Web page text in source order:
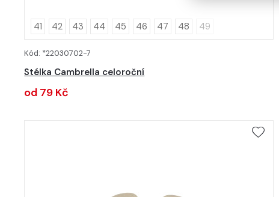
41 42 43 44 45 46 47 48 49
Kód: *22030702-7
Stélka Cambrella celoroční
od 79 Kč